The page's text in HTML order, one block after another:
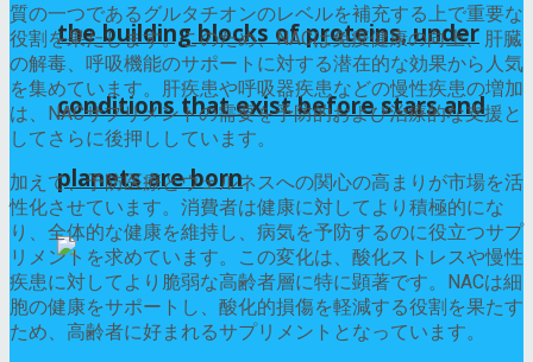
the building blocks of proteins, under
conditions that exist before stars and
planets are born
質の一つであるグルタチオンのレベルを補充する上で重要な
役割を果たします。このため、NACは免疫健康の向上、肝臓
の解毒、呼吸機能のサポートに対する潜在的な効果から人気
を集めています。肝疾患や呼吸器疾患などの慢性疾患の増加
は、NACサプリメントの需要を予防的および治療的な支援と
してさらに後押ししています。
加えて、予防医療とウェルネスへの関心の高まりが市場を活
性化させています。消費者は健康に対してより積極的にな
り、全体的な健康を維持し、病気を予防するのに役立つサプ
リメントを求めています。この変化は、酸化ストレスや慢性
疾患に対してより脆弱な高齢者層に特に顕著です。NACは細
胞の健康をサポートし、酸化的損傷を軽減する役割を果たす
ため、高齢者に好まれるサプリメントとなっています。